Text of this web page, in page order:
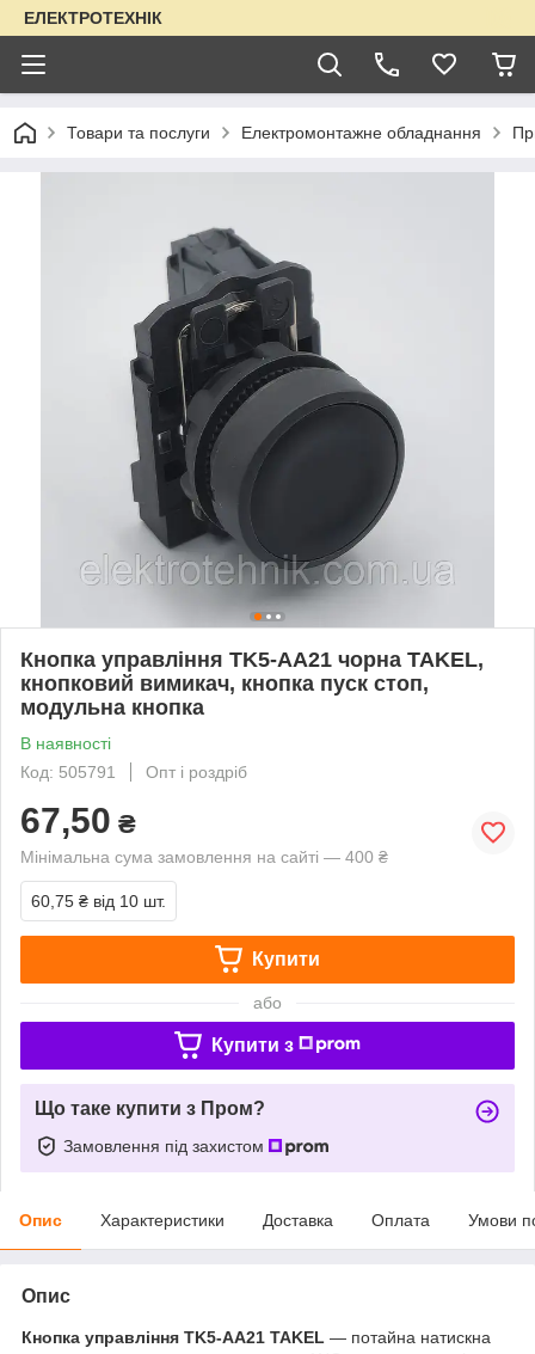
ЕЛЕКТРОТЕХНІК
Товари та послуги Електромонтажне обладнання
Кнопка управління TK5-AA21 чорна TAKEL,
кнопковий вимикач, кнопка пуск стоп,
модульна кнопка
В наявності
Код: 505791
Опт і роздріб
67,50 ₴
Мінімальна сума замовлення на сайті — 400 ₴
60,75 ₴ від 10 шт.
Купити
або
Купити з
Що таке купити з Пром?
Замовлення під захистом
Опис Характеристики Доставка Оплата Умови
Опис
Кнопка управління TK5-AA21 TAKEL — потайна натискна